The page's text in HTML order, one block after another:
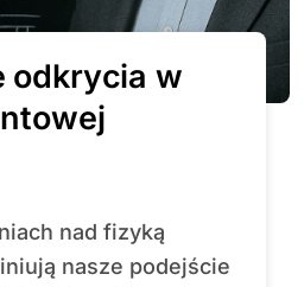
odkrycia w
nasze podejście